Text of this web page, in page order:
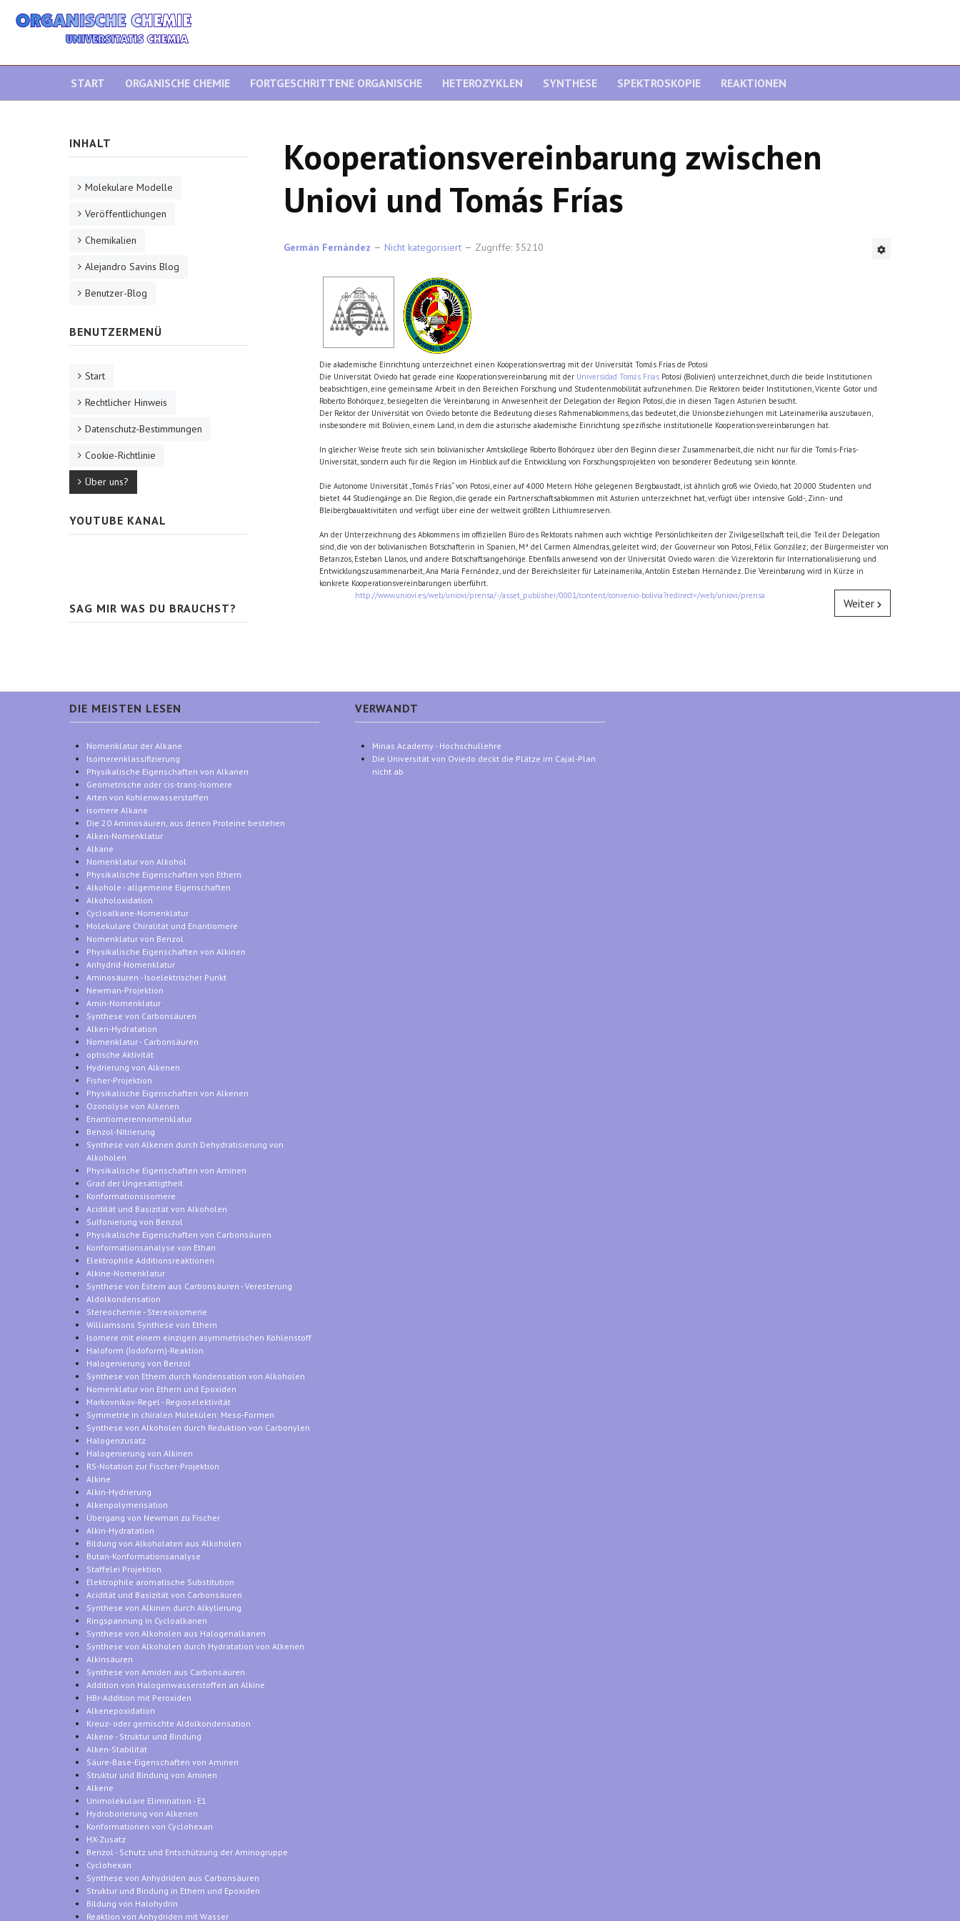
START ORGANISCHE CHEMIE FORTGESCHRITTENE ORGANISCHE HETEROZYKLEN SYNTHESE SPEKTROSKOPIE REAKTIONEN
Kooperationsvereinbarung zwischen
Uniovi und Tomás Frías
Germán Fernández Nicht kategorisiert Zugriffe: 35210
Die akademische Einrichtung unterzeichnet einen Kooperationsvertrag mit der Universität Tomás Frías de Potosí
Die Universität Oviedo hat gerade eine Kooperationsvereinbarung mit der Universidad Tomás Frías Potosí (Bolivien) unterzeichnet, durch die beide Institutionen
beabsichtigen, eine gemeinsame Arbeit in den Bereichen Forschung und Studentenmobilität aufzunehmen. Die Rektoren beider Institutionen, Vicente Gotor und
Roberto Bohórquez, besiegelten die Vereinbarung in Anwesenheit der Delegation der Region Potosí, die in diesen Tagen Asturien besucht.
Der Rektor der Universität von Oviedo betonte die Bedeutung dieses Rahmenabkommens, das bedeutet, die Unionsbeziehungen mit Lateinamerika auszubauen,
insbesondere mit Bolivien, einem Land, in dem die asturische akademische Einrichtung spezifische institutionelle Kooperationsvereinbarungen hat.
In gleicher Weise freute sich sein bolivianischer Amtskollege Roberto Bohórquez über den Beginn dieser Zusammenarbeit, die nicht nur für die Tomás-Frías-
Universität, sondern auch für die Region im Hinblick auf die Entwicklung von Forschungsprojekten von besonderer Bedeutung sein könnte.
Die Autonome Universität „Tomás Frías“ von Potosí, einer auf 4.000 Metern Höhe gelegenen Bergbaustadt, ist ähnlich groß wie Oviedo, hat 20.000 Studenten und
bietet 44 Studiengänge an. Die Region, die gerade ein Partnerschaftsabkommen mit Asturien unterzeichnet hat, verfügt über intensive Gold-, Zinn- und
Bleibergbauaktivitäten und verfügt über eine der weltweit größten Lithiumreserven.
An der Unterzeichnung des Abkommens im offiziellen Büro des Rektorats nahmen auch wichtige Persönlichkeiten der Zivilgesellschaft teil, die Teil der Delegation
sind, die von der bolivianischen Botschafterin in Spanien, Mª del Carmen Almendras, geleitet wird; der Gouverneur von Potosí, Félix González; der Bürgermeister von
Betanzos, Esteban Llanos, und andere Botschaftsangehörige. Ebenfalls anwesend von der Universität Oviedo waren: die Vizerektorin für Internationalisierung und
Entwicklungszusammenarbeit, Ana María Fernández, und der Bereichsleiter für Lateinamerika, Antolín Esteban Hernández. Die Vereinbarung wird in Kürze in
konkrete Kooperationsvereinbarungen überführt.
http://www.uniovi.es/web/uniovi/prensa/-/asset_publisher/0001/content/convenio-bolivia?redirect=/web/uniovi/prensa
Weiter
INHALT
Molekulare Modelle
Veröffentlichungen
Chemikalien
Alejandro Savins Blog
Benutzer-Blog
BENUTZERMENÜ
Start
Rechtlicher Hinweis
Datenschutz-Bestimmungen
Cookie-Richtlinie
Über uns?
YOUTUBE KANAL
SAG MIR WAS DU BRAUCHST?
DIE MEISTEN LESEN
Nomenklatur der Alkane
Isomerenklassifizierung
Physikalische Eigenschaften von Alkanen
Geometrische oder cis-trans-Isomere
Arten von Kohlenwasserstoffen
isomere Alkane
Die 20 Aminosäuren, aus denen Proteine bestehen
Alken-Nomenklatur
Alkane
Nomenklatur von Alkohol
Physikalische Eigenschaften von Ethern
Alkohole - allgemeine Eigenschaften
Alkoholoxidation
Cycloalkane-Nomenklatur
Molekulare Chiralität und Enantiomere
Nomenklatur von Benzol
Physikalische Eigenschaften von Alkinen
Anhydrid-Nomenklatur
Aminosäuren - Isoelektrischer Punkt
Newman-Projektion
Amin-Nomenklatur
Synthese von Carbonsäuren
Alken-Hydratation
Nomenklatur - Carbonsäuren
optische Aktivität
Hydrierung von Alkenen
Fisher-Projektion
Physikalische Eigenschaften von Alkenen
Ozonolyse von Alkenen
Enantiomerennomenklatur
Benzol-Nitrierung
Synthese von Alkenen durch Dehydratisierung von
Alkoholen
Physikalische Eigenschaften von Aminen
Grad der Ungesättigtheit
Konformationsisomere
Acidität und Basizität von Alkoholen
Sulfonierung von Benzol
Physikalische Eigenschaften von Carbonsäuren
Konformationsanalyse von Ethan
Elektrophile Additionsreaktionen
Alkine-Nomenklatur
Synthese von Estern aus Carbonsäuren - Veresterung
Aldolkondensation
Stereochemie - Stereoisomerie
Williamsons Synthese von Ethern
Isomere mit einem einzigen asymmetrischen Kohlenstoff
Haloform (Iodoform)-Reaktion
Halogenierung von Benzol
Synthese von Ethern durch Kondensation von Alkoholen
Nomenklatur von Ethern und Epoxiden
Markovnikov-Regel - Regioselektivität
Symmetrie in chiralen Molekülen: Meso-Formen
Synthese von Alkoholen durch Reduktion von Carbonylen
Halogenzusatz
Halogenierung von Alkinen
RS-Notation zur Fischer-Projektion
Alkine
Alkin-Hydrierung
Alkenpolymerisation
Übergang von Newman zu Fischer
Alkin-Hydratation
Bildung von Alkoholaten aus Alkoholen
Butan-Konformationsanalyse
Staffelei Projektion
Elektrophile aromatische Substitution
Acidität und Basizität von Carbonsäuren
Synthese von Alkinen durch Alkylierung
Ringspannung in Cycloalkanen
Synthese von Alkoholen aus Halogenalkanen
Synthese von Alkoholen durch Hydratation von Alkenen
Alkinsäuren
Synthese von Amiden aus Carbonsäuren
Addition von Halogenwasserstoffen an Alkine
HBr-Addition mit Peroxiden
Alkenepoxidation
Kreuz- oder gemischte Aldolkondensation
Alkene - Struktur und Bindung
Alken-Stabilität
Säure-Base-Eigenschaften von Aminen
Struktur und Bindung von Aminen
Alkene
Unimolekulare Elimination - E1
Hydroborierung von Alkenen
Konformationen von Cyclohexan
HX-Zusatz
Benzol - Schutz und Entschützung der Aminogruppe
Cyclohexan
Synthese von Anhydriden aus Carbonsäuren
Struktur und Bindung in Ethern und Epoxiden
Bildung von Halohydrin
Reaktion von Anhydriden mit Wasser
VERWANDT
Minas Academy - Hochschullehre
Die Universität von Oviedo deckt die Plätze im Cajal-Plan
nicht ab